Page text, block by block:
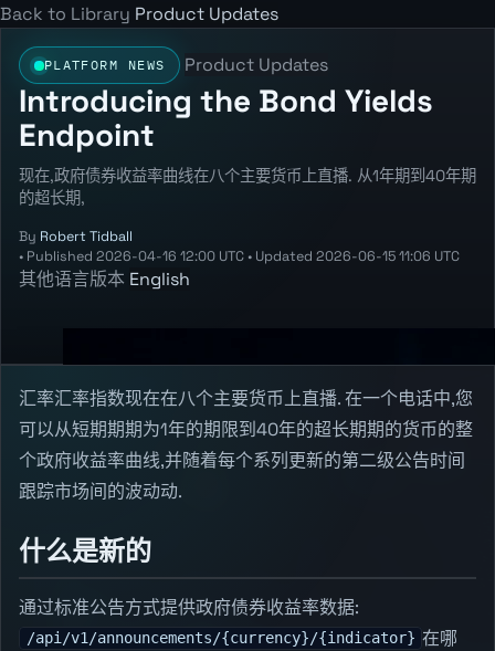
Back to Library Product Updates
PLATFORM NEWS Product Updates
Introducing the Bond Yields
Endpoint
现在,政府债券收益率曲线在八个主要货币上直播. 从1年期到40年期
的超长期,
By Robert Tidball
• Published 2026-04-16 12:00 UTC • Updated 2026-06-15 11:06 UTC
其他语言版本 English
汇率汇率指数现在在八个主要货币上直播. 在一个电话中,您
可以从短期期期为1年的期限到40年的超长期期的货币的整
个政府收益率曲线,并随着每个系列更新的第二级公告时间
跟踪市场间的波动动.
什么是新的
通过标准公告方式提供政府债券收益率数据:
/api/v1/announcements/{currency}/{indicator} 在哪